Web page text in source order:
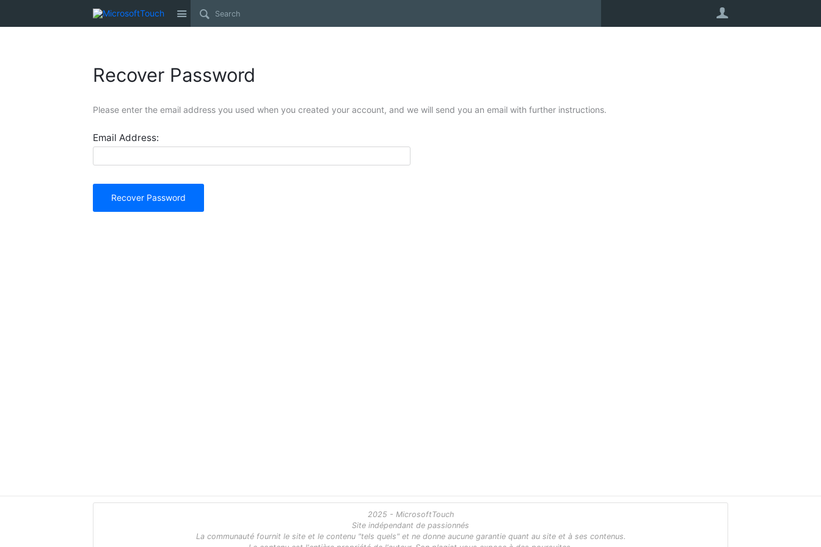
Site
Recover Password
Please enter the email address you used when you created your account, and we will send you an email with further instructions.
Email Address:
Recover Password
2025 - MicrosoftTouch
Site indépendant de passionnés
La communauté fournit le site et le contenu "tels quels" et ne donne aucune garantie quant au site et à ses contenus.